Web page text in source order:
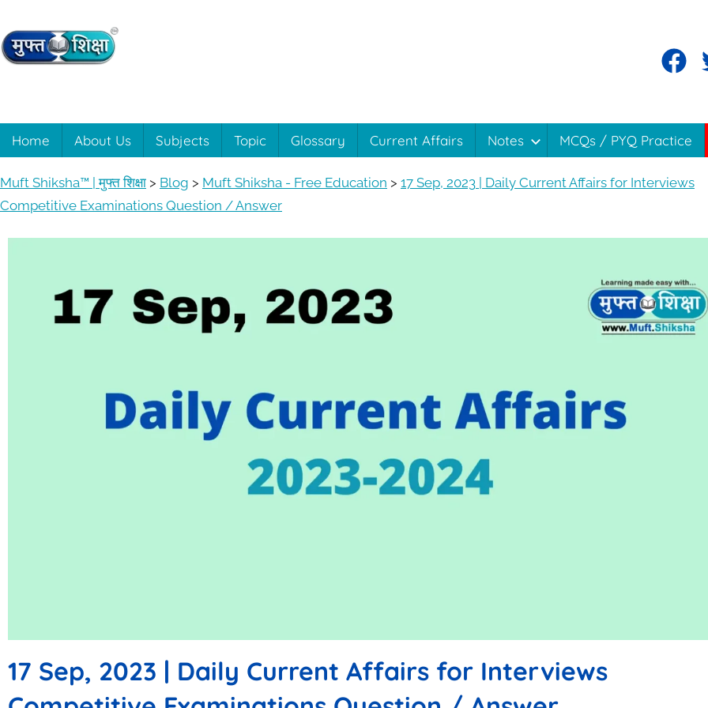
to
content
Shiksha™
|
मुफ्त
easy
with
Shiksha™
Home About Us Subjects Topic Glossary Current Affairs Notes MCQs / PYQ Practice
Muft Shiksha™ | मुफ्त शिक्षा > Blog > Muft Shiksha - Free Education > 17 Sep, 2023 | Daily Current Affairs for Interviews
Competitive Examinations Question / Answer
17 Sep, 2023 | Daily Current Affairs for Interviews